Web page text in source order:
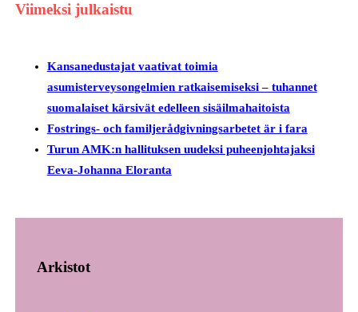
Viimeksi julkaistu
Kansanedustajat vaativat toimia
asumisterveysongelmien ratkaisemiseksi – tuhannet
suomalaiset kärsivät edelleen sisäilmahaitoista
Fostrings- och familjerådgivningsarbetet är i fara
Turun AMK:n hallituksen uudeksi puheenjohtajaksi
Eeva-Johanna Eloranta
Arkistot